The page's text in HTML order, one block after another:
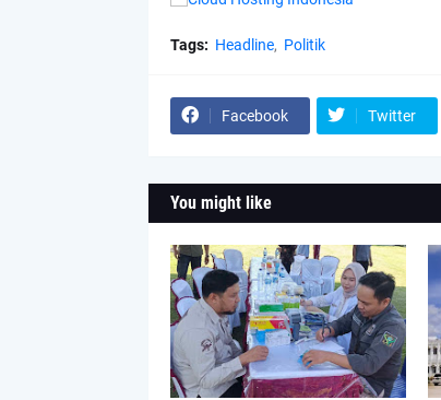
Tags: Headline Politik
Facebook Twitter
You might like